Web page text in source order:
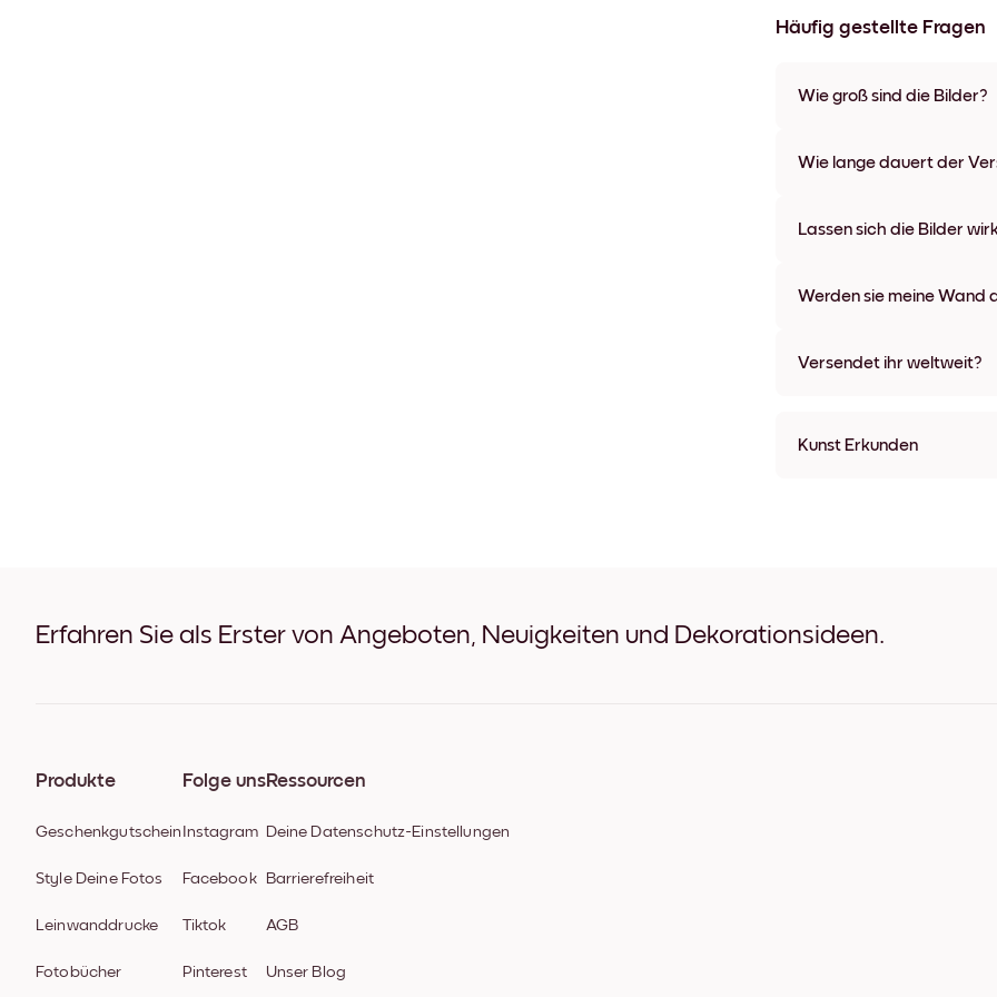
Häufig gestellte Fragen
Wie groß sind die Bilder?
verschiedenen Materialien
Wie lange dauert der
wir auch Expressversand an.
Lassen sich die Bilder
lassen, ohne die Wände
Werden sie meine Wand
Versendet ihr weltweit?
Kunst Erkunden
collectionSeasonal (23)
collectionSeasonal (23)
Erfahren Sie als Erster von Angeboten, Neuigkeiten und Dekorationsideen.
Produkte
Geschenkgutschein
Style Deine Fotos
Leinwanddrucke
Fotobücher
Folge uns
Instagram
Facebook
Tiktok
Pinterest
Ressourcen
Deine Datenschutz-Einstellungen
Barrierefreiheit
AGB
Unser Blog